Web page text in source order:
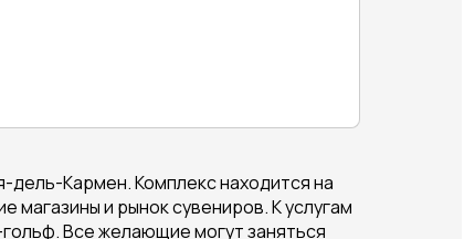
дель-Кармен. Комплекс находится на
и рынок сувениров. К услугам
Все желающие могут заняться